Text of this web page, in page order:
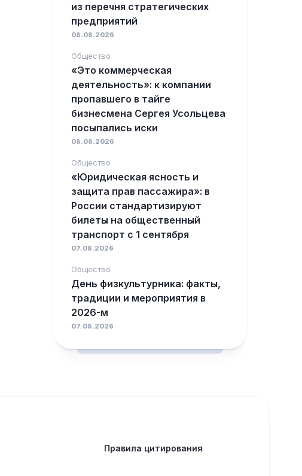
из перечня стратегических
предприятий
08.08.2026
Общество
«Это коммерческая
деятельность»: к компании
пропавшего в тайге
бизнесмена Сергея Усольцева
посыпались иски
08.08.2026
Общество
«Юридическая ясность и
защита прав пассажира»: в
России стандартизируют
билеты на общественный
транспорт с 1 сентября
07.08.2026
Общество
День физкультурника: факты,
традиции и мероприятия в
2026-м
07.08.2026
Правила цитирования